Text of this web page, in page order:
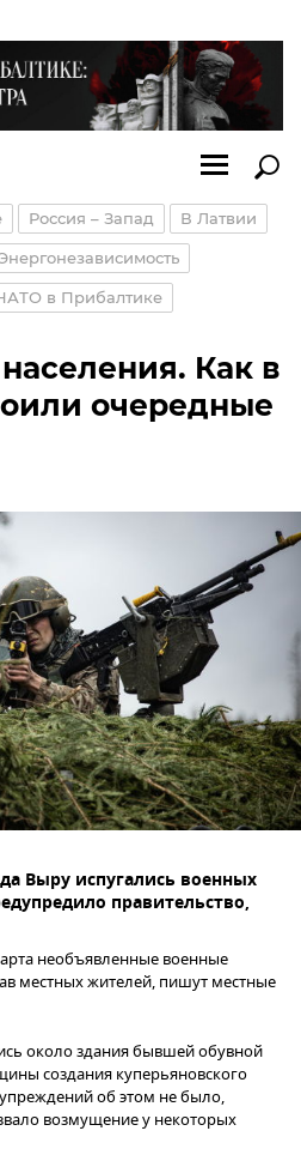
Россия – Запад В Латвии
в Прибалтике
Как в
очередные
Выру испугались военных
правительство,
необъявленные военные
местных жителей, пишут местные
около здания бывшей обувной
создания куперьяновского
об этом не было,
возмущение у некоторых